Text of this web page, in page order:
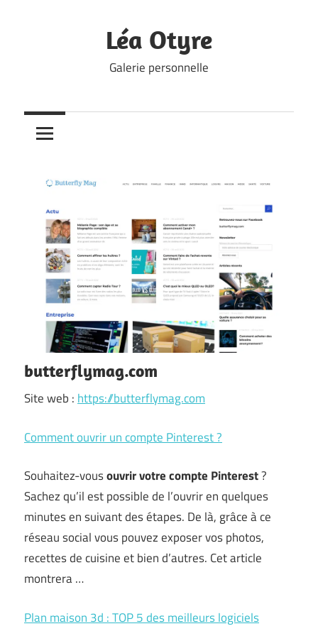
Léa Otyre
Galerie personnelle
butterflymag.com
Site web : https://butterflymag.com
Comment ouvrir un compte Pinterest ?
Souhaitez-vousouvrir votre compte Pinterest?
Sachez qu’il est possible de l’ouvrir en quelques
minutes en suivant des étapes. De là, grâce à ce
réseau social vous pouvez exposer vos photos,
recettes de cuisine et bien d’autres. Cet article
montrera …
Plan maison 3d : TOP 5 des meilleurs logiciels